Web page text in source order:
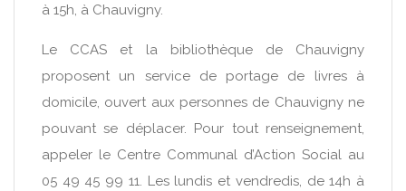
à 15h, à Chauvigny.
Le CCAS et la bibliothèque de Chauvigny
proposent un service de portage de livres à
domicile, ouvert aux personnes de Chauvigny ne
pouvant se déplacer. Pour tout renseignement,
appeler le Centre Communal d’Action Social au
05 49 45 99 11. Les lundis et vendredis, de 14h à